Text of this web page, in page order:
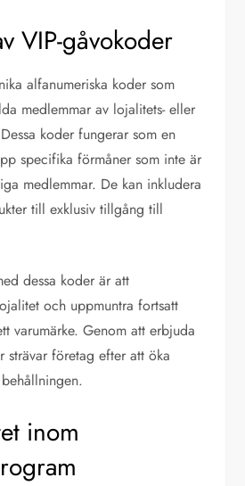
VIP-gåvokoder
alfanumeriska koder som
medlemmar av lojalitets- eller
koder fungerar som en
specifika förmåner som inte är
medlemmar. De kan inkludera
till exklusiv tillgång till
dessa koder är att
och uppmuntra fortsatt
varumärke. Genom att erbjuda
strävar företag efter att öka
inom